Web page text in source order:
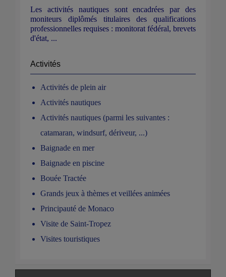
Les activités nautiques sont encadrées par des
moniteurs diplômés titulaires des qualifications
professionnelles requises : monitorat fédéral, brevets
d'état, ...
Activités
Activités de plein air
Activités nautiques
Activités nautiques (parmi les suivantes :
catamaran, windsurf, dériveur, ...)
Baignade en mer
Baignade en piscine
Bouée Tractée
Grands jeux à thèmes et veillées animées
Principauté de Monaco
Visite de Saint-Tropez
Visites touristiques